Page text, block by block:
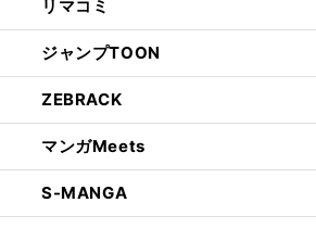
リマコミ
ジャンプTOON
ZEBRACK
マンガMeets
S-MANGA